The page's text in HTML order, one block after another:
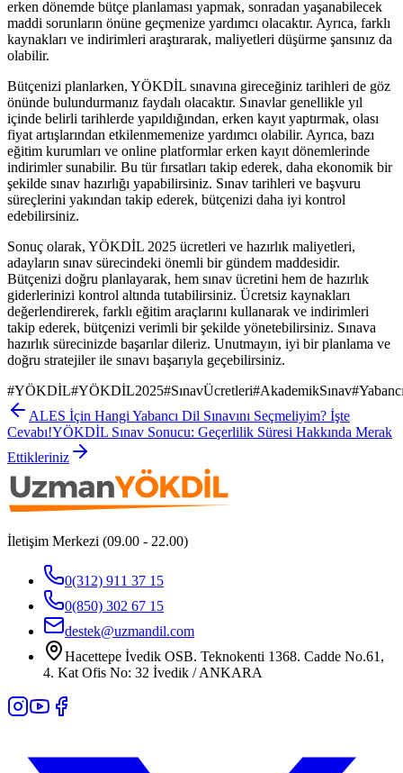
erken dönemde bütçe planlaması yapmak, sonradan yaşanabilecek
maddi sorunların önüne geçmenize yardımcı olacaktır. Ayrıca, farklı
kaynakları ve indirimleri araştırarak, maliyetleri düşürme şansınız da
olabilir.
Bütçenizi planlarken, YÖKDİL sınavına gireceğiniz tarihleri de göz
önünde bulundurmanız faydalı olacaktır. Sınavlar genellikle yıl
içinde belirli tarihlerde yapıldığından, erken kayıt yaptırmak, olası
fiyat artışlarından etkilenmemenize yardımcı olabilir. Ayrıca, bazı
eğitim kurumları ve online platformlar erken kayıt dönemlerinde
indirimler sunabilir. Bu tür fırsatları takip ederek, daha ekonomik bir
şekilde sınav hazırlığı yapabilirsiniz. Sınav tarihleri ve başvuru
süreçlerini yakından takip ederek, bütçenizi daha iyi kontrol
edebilirsiniz.
Sonuç olarak, YÖKDİL 2025 ücretleri ve hazırlık maliyetleri,
adayların sınav sürecindeki önemli bir gündem maddesidir.
Bütçenizi doğru planlayarak, hem sınav ücretini hem de hazırlık
giderlerinizi kontrol altında tutabilirsiniz. Ücretsiz kaynakları
değerlendirerek, farklı eğitim araçlarını kullanarak ve indirimleri
takip ederek, bütçenizi verimli bir şekilde yönetebilirsiniz. Sınava
hazırlık sürecinizde başarılar dileriz. Unutmayın, iyi bir planlama ve
doğru stratejiler ile sınavı başarıyla geçebilirsiniz.
#YÖKDİL#YÖKDİL2025#SınavÜcretleri#AkademikSınav#
ALES İçin Hangi Yabancı Dil Sınavını Seçmeliyim? İşte
Cevabı!YÖKDİL Sınav Sonucu: Geçerlilik Süresi Hakkında Merak
Ettikleriniz
İletişim Merkezi (09.00 - 22.00)
0(312) 911 37 15
0(850) 302 67 15
destek@uzmandil.com
Hacettepe İvedik OSB. Teknokenti 1368. Cadde No.61,
4. Kat Ofis No: 32 İvedik / ANKARA